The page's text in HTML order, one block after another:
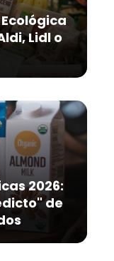
Lidl o
2026:
de